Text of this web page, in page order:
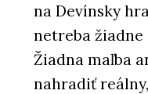
na Devínsky
netreba žiadne
Žiadna maľba
nahradiť